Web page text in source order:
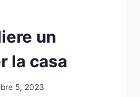
un
la casa
5, 2023